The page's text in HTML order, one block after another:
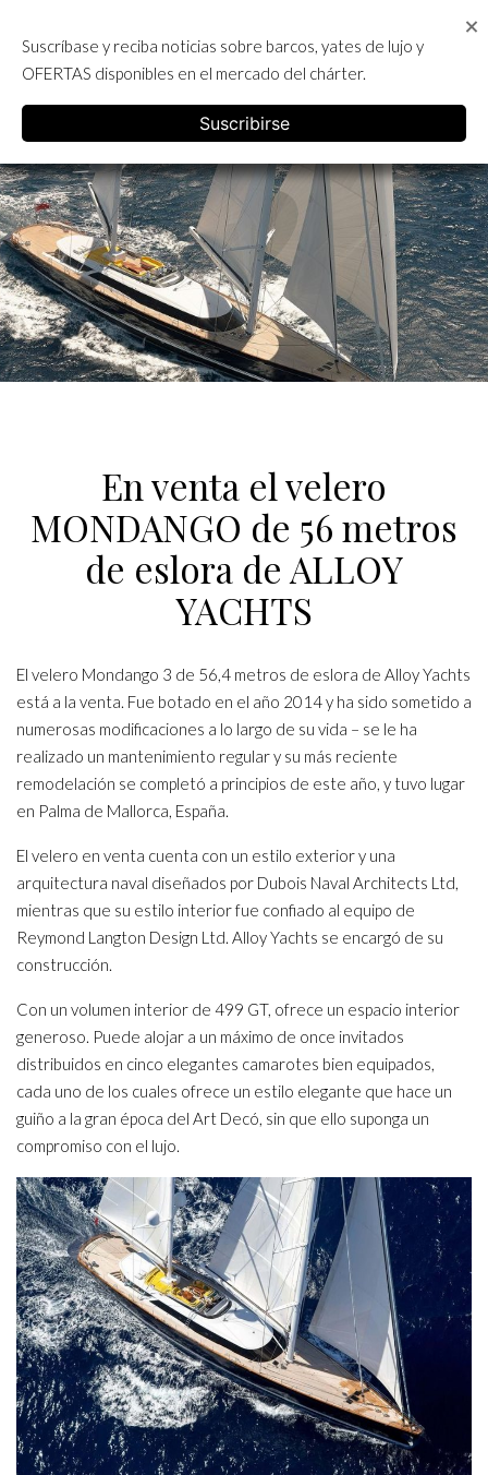
content
ALQUILER DE YATES EN IBIZA
En venta el velero
MONDANGO de 56 metros
de eslora de ALLOY
YACHTS
El velero Mondango 3 de 56,4 metros de eslora de Alloy Yachts
está a la venta. Fue botado en el año 2014 y ha sido sometido a
numerosas modificaciones a lo largo de su vida – se le ha
realizado un mantenimiento regular y su más reciente
remodelación se completó a principios de este año, y tuvo lugar
en Palma de Mallorca, España.
El velero en venta cuenta con un estilo exterior y una
arquitectura naval diseñados por Dubois Naval Architects Ltd,
mientras que su estilo interior fue confiado al equipo de
Reymond Langton Design Ltd. Alloy Yachts se encargó de su
construcción.
Con un volumen interior de 499 GT, ofrece un espacio interior
generoso. Puede alojar a un máximo de once invitados
distribuidos en cinco elegantes camarotes bien equipados,
cada uno de los cuales ofrece un estilo elegante que hace un
guiño a la gran época del Art Decó, sin que ello suponga un
compromiso con el lujo.
Suscríbase y reciba noticias sobre barcos, yates de lujo y
OFERTAS disponibles en el mercado del chárter.
Suscribirse